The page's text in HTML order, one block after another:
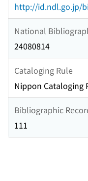
http://id.ndl.go.jp/
National
24080814
Cataloging Rule
Nippon Cataloging
Bibliographic
111